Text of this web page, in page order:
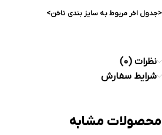
<جدول اخر مربوط به سایز بندی ناخن>
نظرات (0)
شرایط سفارش
محصولات مشابه